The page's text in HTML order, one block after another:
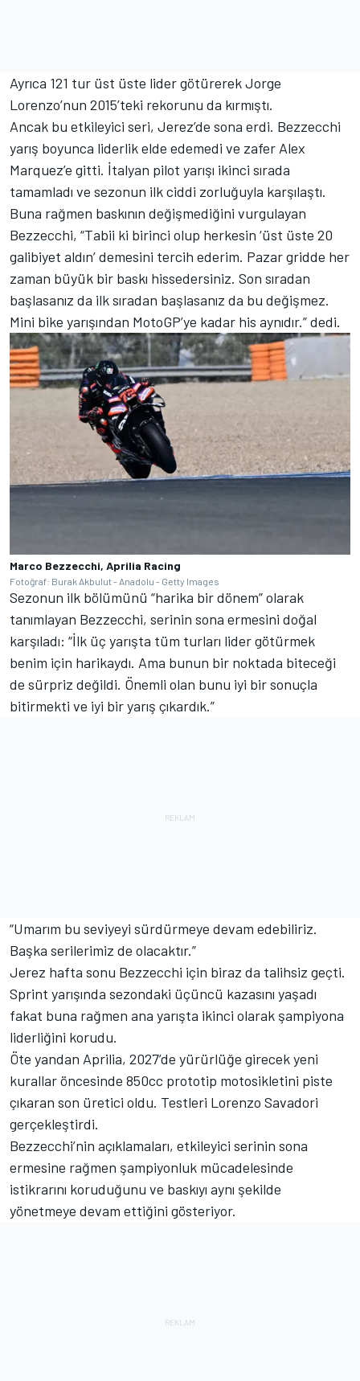
Ayrıca 121 tur üst üste lider götürerek Jorge
Lorenzo’nun 2015’teki rekorunu da kırmıştı.
Ancak bu etkileyici seri, Jerez’de sona erdi. Bezzecchi
yarış boyunca liderlik elde edemedi ve zafer Alex
Marquez’e gitti. İtalyan pilot yarışı ikinci sırada
tamamladı ve sezonun ilk ciddi zorluğuyla karşılaştı.
Buna rağmen baskının değişmediğini vurgulayan
Bezzecchi, “Tabii ki birinci olup herkesin ‘üst üste 20
galibiyet aldın’ demesini tercih ederim. Pazar gridde her
zaman büyük bir baskı hissedersiniz. Son sıradan
başlasanız da ilk sıradan başlasanız da bu değişmez.
Mini bike yarışından MotoGP’ye kadar his aynıdır.” dedi.
Marco Bezzecchi, Aprilia Racing
Fotoğraf: Burak Akbulut - Anadolu - Getty Images
Sezonun ilk bölümünü “harika bir dönem” olarak
tanımlayan Bezzecchi, serinin sona ermesini doğal
karşıladı: “İlk üç yarışta tüm turları lider götürmek
benim için harikaydı. Ama bunun bir noktada biteceği
de sürpriz değildi. Önemli olan bunu iyi bir sonuçla
bitirmekti ve iyi bir yarış çıkardık.”
“Umarım bu seviyeyi sürdürmeye devam edebiliriz.
Başka serilerimiz de olacaktır.”
Jerez hafta sonu Bezzecchi için biraz da talihsiz geçti.
Sprint yarışında sezondaki üçüncü kazasını yaşadı
fakat buna rağmen ana yarışta ikinci olarak şampiyona
liderliğini korudu.
Öte yandan Aprilia, 2027’de yürürlüğe girecek yeni
kurallar öncesinde 850cc prototip motosikletini piste
çıkaran son üretici oldu. Testleri Lorenzo Savadori
gerçekleştirdi.
Bezzecchi’nin açıklamaları, etkileyici serinin sona
ermesine rağmen şampiyonluk mücadelesinde
istikrarını koruduğunu ve baskıyı aynı şekilde
yönetmeye devam ettiğini gösteriyor.